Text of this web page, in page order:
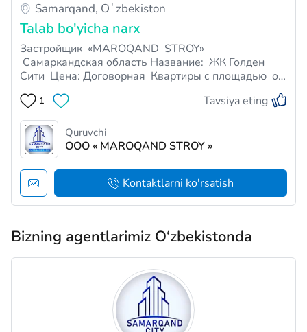
Samarqand, Oʻzbekiston
Talab bo'yicha narx
Застройщик «MAROQAND STROY»
Самаркандская область Название: ЖК Голден
Сити Цена: Договорная Квартиры с площадью от
41-43 кв.м 65-68 кв.м до 85-89 кв.м 105-110 кв.м
Тип оплаты: Ипотека 100% оплата Срок сдачи:
Готовая квартира (кадастром) Отделка: готовая Тип
строения: Ки…
1 Tavsiya eting
Quruvchi
ООО « MAROQAND STROY »
Kontaktlarni ko'rsatish
Bizning agentlarimiz O‘zbekistonda